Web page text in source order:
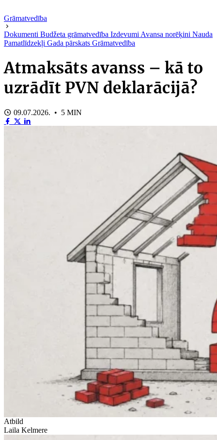
Grāmatvedība
Dokumenti Budžeta grāmatvedība Izdevumi Avansa norēķini Nauda
Pamatlīdzekļi Gada pārskats Grāmatvedība
Atmaksāts avanss – kā to
uzrādīt PVN deklarācijā?
09.07.2026. • 5 MIN
Atbild
Laila Kelmere